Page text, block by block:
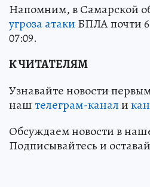
Напомним, в Самарской
угроза атаки БПЛА почти 6
07:09.
К ЧИТАТЕЛЯМ
Узнавайте новости
наштелеграм-канали
Обсуждаем новости в
Подписывайтесь и